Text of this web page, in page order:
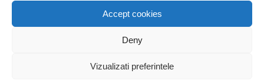
Accept cookies
Deny
Vizualizati preferintele